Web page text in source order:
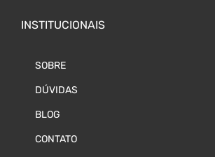
INSTITUCIONAIS
SOBRE
DÚVIDAS
BLOG
CONTATO